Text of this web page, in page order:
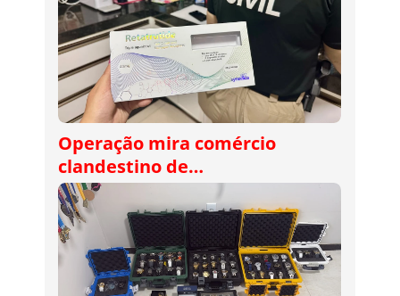
Operação mira comércio
clandestino de…